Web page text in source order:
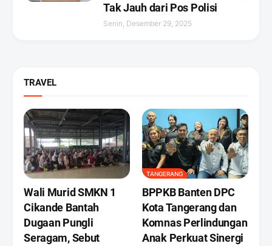
Tak Jauh dari Pos Polisi
Senin, Desember 29, 2025
TRAVEL
Wali Murid SMKN 1
Cikande Bantah
Dugaan Pungli
Seragam, Sebut
TANGERANG
BPPKB Banten DPC
Kota Tangerang dan
Komnas Perlindungan
Anak Perkuat Sinergi